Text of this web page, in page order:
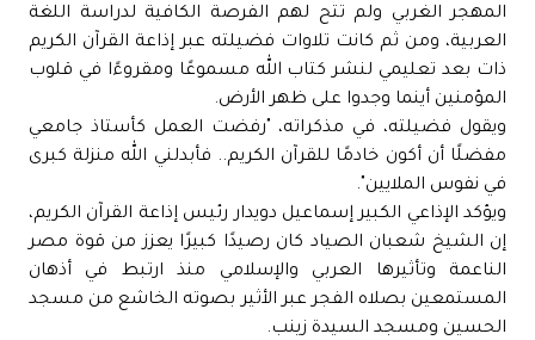
المهجر الغربي ولم تتح لهم الفرصة الكافية لدراسة اللغة
العربية، ومن ثم كانت تلاوات فضيلته عبر إذاعة القرآن الكريم
ذات بعد تعليمي لنشر كتاب الله مسموعًا ومقروءًا في قلوب
المؤمنين أينما وجدوا على ظهر الأرض.
ويقول فضيلته، في مذكراته، "رفضت العمل كأستاذ جامعي
مفضلًا أن أكون خادمًا للقرآن الكريم.. فأبدلني الله منزلة كبرى
في نفوس الملايين".
ويؤكد الإذاعي الكبير إسماعيل دويدار رئيس إذاعة القرآن الكريم،
إن الشيخ شعبان الصياد كان رصيدًا كبيرًا يعزز من قوة مصر
الناعمة وتأثيرها العربي والإسلامي منذ ارتبط في أذهان
المستمعين بصلاه الفجر عبر الأثير بصوته الخاشع من مسجد
الحسين ومسجد السيدة زينب.